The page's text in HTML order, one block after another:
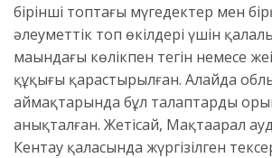
бірінші топтағы мүгедектер мен
әлеуметтік топ өкілдері үшін
маңындағы көлікпен тегін немесе
құқығы қарастырылған. Алайда
аймақтарында бұл талаптардың
анықталған. Жетісай, Мақтаарал
Кентау қаласында жүргізілген